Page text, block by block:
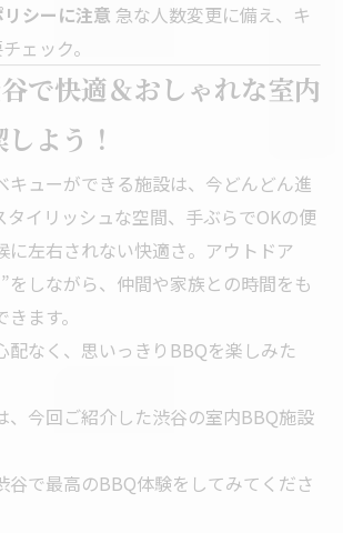
シーに注意 急な人数変更に備え、キ
ェック。
で快適＆おしゃれな室内
よう！
キューができる施設は、今どんどん進
タイリッシュな空間、手ぶらでOKの便
に左右されない快適さ。アウトドア
をしながら、仲間や家族との時間をも
ます。
配なく、思いっきりBBQを楽しみた
、今回ご紹介した渋谷の室内BBQ施設
谷で最高のBBQ体験をしてみてくださ